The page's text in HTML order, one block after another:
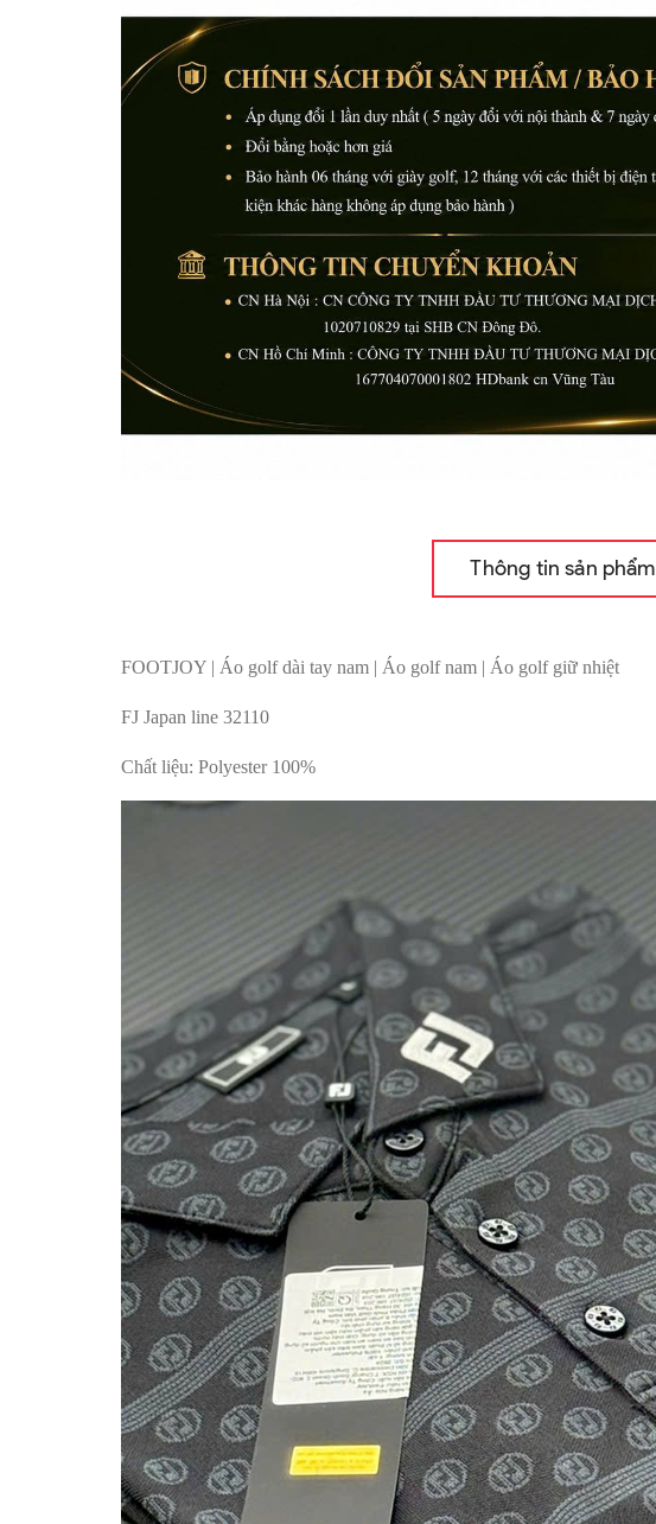
Thông tin sản phẩm
FOOTJOY | Áo golf dài tay nam | Áo golf nam | Áo golf giữ nhiệt
FJ Japan line 32110
Chất liệu: Polyester 100%